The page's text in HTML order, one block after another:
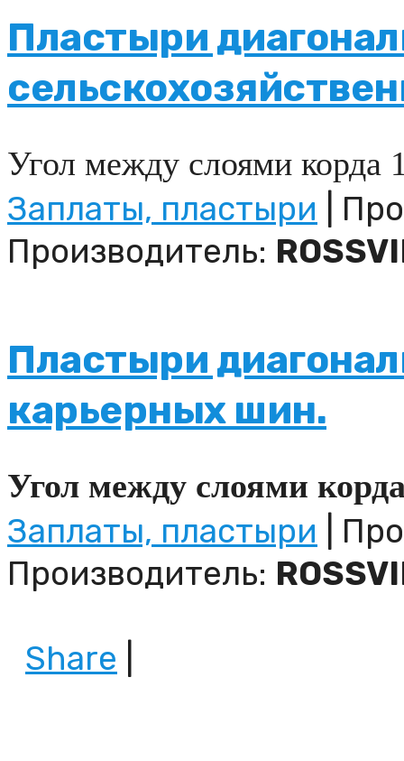
Пластыри
Угол между слоями корда
Заплаты, пластыри |
Производитель:
Пластыри
карьерных шин.
Угол между слоями
Заплаты, пластыри |
Производитель:
Share